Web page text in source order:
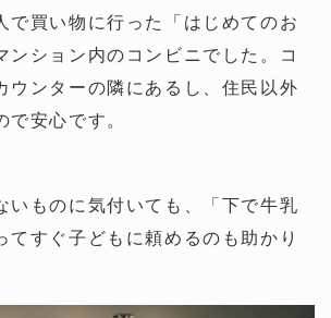
で買い物に行った「はじめてのお
ンション内のコンビニでした。コ
ウンターの隣にあるし、住民以外
で安心です。
いものに気付いても、「下で牛乳
てすぐ子どもに頼めるのも助かり